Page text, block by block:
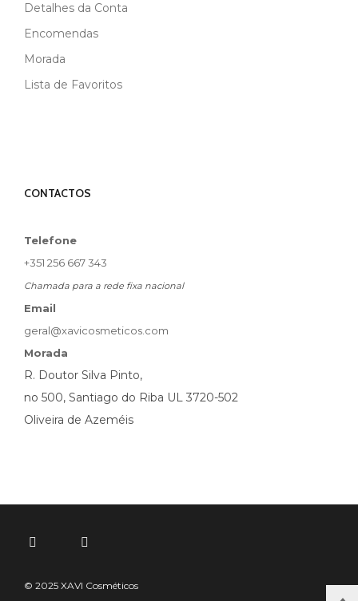
Detalhes da Conta
Encomendas
Morada
Lista de Favoritos
CONTACTOS
Telefone
+351 256 667 343
Chamada para a rede fixa nacional
Email
geral@xavicosmeticos.com
Morada
R. Doutor Silva Pinto,
no 500, Santiago do Riba UL 3720-502
Oliveira de Azeméis
© 2025 XAVI Cosméticos